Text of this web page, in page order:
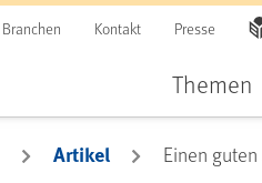
Branchen Kontakt Presse
Themen
Artikel Einen